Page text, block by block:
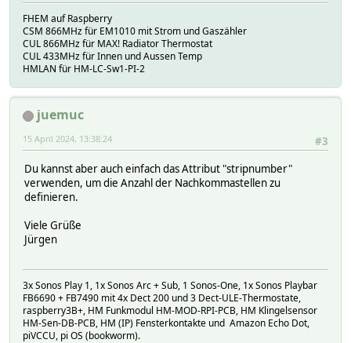
FHEM auf Raspberry
CSM 866MHz für EM1010 mit Strom und Gaszähler
CUL 866MHz für MAX! Radiator Thermostat
CUL 433MHz für Innen und Aussen Temp
HMLAN für HM-LC-Sw1-PI-2
juemuc
#3
15 April 2024, 13:38:24
Du kannst aber auch einfach das Attribut "stripnumber"
verwenden, um die Anzahl der Nachkommastellen zu
definieren.
Viele Grüße
Jürgen
3x Sonos Play 1, 1x Sonos Arc + Sub, 1 Sonos-One, 1x Sonos Playbar
FB6690 + FB7490 mit 4x Dect 200 und 3 Dect-ULE-Thermostate,
raspberry3B+, HM Funkmodul HM-MOD-RPI-PCB, HM Klingelsensor
HM-Sen-DB-PCB, HM (IP) Fensterkontakte und Amazon Echo Dot,
piVCCU, pi OS (bookworm).